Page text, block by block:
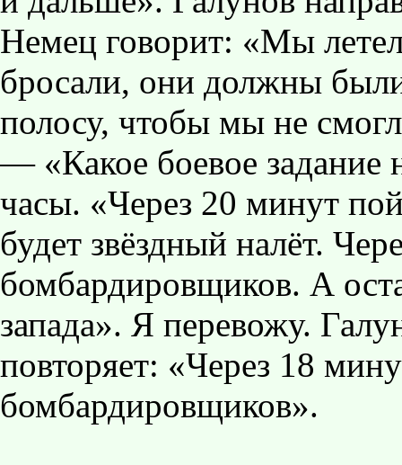
Немец говорит: «Мы
бросали, они должны
полосу, чтобы мы не
— «Какое боевое задание
часы. «Через 20 минут
будет звёздный налёт.
бомбардировщиков. А
запада». Я перевожу.
повторяет: «Через 18
бомбардировщиков».